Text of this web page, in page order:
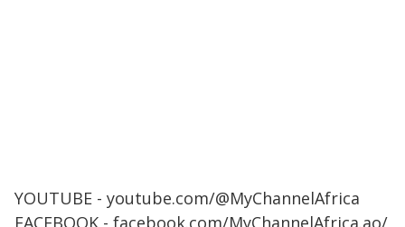
YOUTUBE - youtube.com/@MyChannelAfrica
FACEBOOK - facebook.com/MyChannelAfrica.ao/